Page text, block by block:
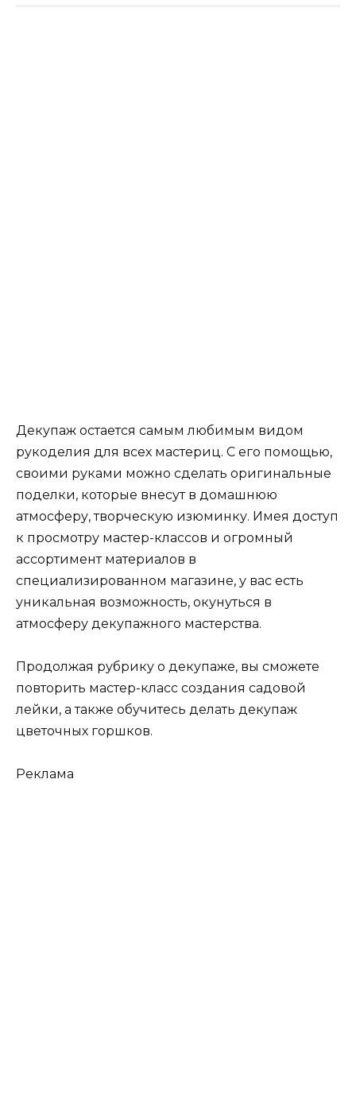
Декупаж остается самым любимым видом
рукоделия для всех мастериц. С его помощью,
своими руками можно сделать оригинальные
поделки, которые внесут в домашнюю
атмосферу, творческую изюминку. Имея доступ
к просмотру мастер-классов и огромный
ассортимент материалов в
специализированном магазине, у вас есть
уникальная возможность, окунуться в
атмосферу декупажного мастерства.
Продолжая рубрику о декупаже, вы сможете
повторить мастер-класс создания садовой
лейки, а также обучитесь делать декупаж
цветочных горшков.
Реклама